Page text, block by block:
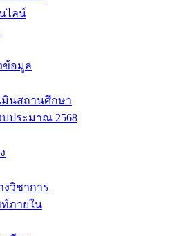
ไลน์
ข้อมูล
มินสถานศึกษา
ประมาณ 2568
งวิชาการ
ภายใน